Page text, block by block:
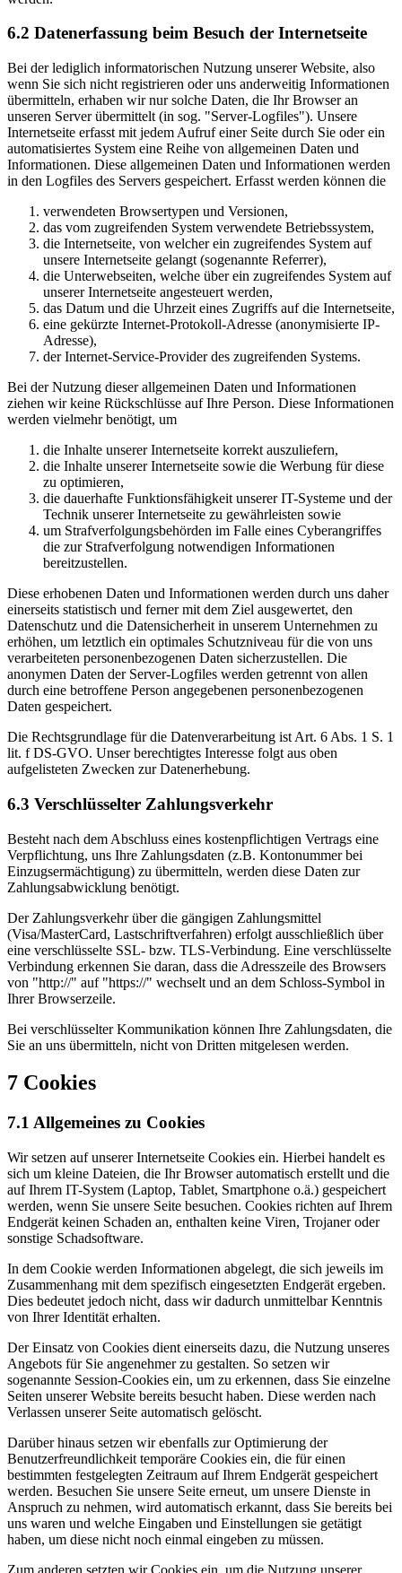
6.2 Datenerfassung beim Besuch der Internetseite
Bei der lediglich informatorischen Nutzung unserer Website, also
wenn Sie sich nicht registrieren oder uns anderweitig Informationen
übermitteln, erhaben wir nur solche Daten, die Ihr Browser an
unseren Server übermittelt (in sog. "Server-Logfiles"). Unsere
Internetseite erfasst mit jedem Aufruf einer Seite durch Sie oder ein
automatisiertes System eine Reihe von allgemeinen Daten und
Informationen. Diese allgemeinen Daten und Informationen werden
in den Logfiles des Servers gespeichert. Erfasst werden können die
verwendeten Browsertypen und Versionen,
das vom zugreifenden System verwendete Betriebssystem,
die Internetseite, von welcher ein zugreifendes System auf
unsere Internetseite gelangt (sogenannte Referrer),
die Unterwebseiten, welche über ein zugreifendes System auf
unserer Internetseite angesteuert werden,
das Datum und die Uhrzeit eines Zugriffs auf die Internetseite,
eine gekürzte Internet-Protokoll-Adresse (anonymisierte IP-
Adresse),
der Internet-Service-Provider des zugreifenden Systems.
Bei der Nutzung dieser allgemeinen Daten und Informationen
ziehen wir keine Rückschlüsse auf Ihre Person. Diese Informationen
werden vielmehr benötigt, um
die Inhalte unserer Internetseite korrekt auszuliefern,
die Inhalte unserer Internetseite sowie die Werbung für diese
zu optimieren,
die dauerhafte Funktionsfähigkeit unserer IT-Systeme und der
Technik unserer Internetseite zu gewährleisten sowie
um Strafverfolgungsbehörden im Falle eines Cyberangriffes
die zur Strafverfolgung notwendigen Informationen
bereitzustellen.
Diese erhobenen Daten und Informationen werden durch uns daher
einerseits statistisch und ferner mit dem Ziel ausgewertet, den
Datenschutz und die Datensicherheit in unserem Unternehmen zu
erhöhen, um letztlich ein optimales Schutzniveau für die von uns
verarbeiteten personenbezogenen Daten sicherzustellen. Die
anonymen Daten der Server-Logfiles werden getrennt von allen
durch eine betroffene Person angegebenen personenbezogenen
Daten gespeichert.
Die Rechtsgrundlage für die Datenverarbeitung ist Art. 6 Abs. 1 S. 1
lit. f DS-GVO. Unser berechtigtes Interesse folgt aus oben
aufgelisteten Zwecken zur Datenerhebung.
6.3 Verschlüsselter Zahlungsverkehr
Besteht nach dem Abschluss eines kostenpflichtigen Vertrags eine
Verpflichtung, uns Ihre Zahlungsdaten (z.B. Kontonummer bei
Einzugsermächtigung) zu übermitteln, werden diese Daten zur
Zahlungsabwicklung benötigt.
Der Zahlungsverkehr über die gängigen Zahlungsmittel
(Visa/MasterCard, Lastschriftverfahren) erfolgt ausschließlich über
eine verschlüsselte SSL- bzw. TLS-Verbindung. Eine verschlüsselte
Verbindung erkennen Sie daran, dass die Adresszeile des Browsers
von "http://" auf "https://" wechselt und an dem Schloss-Symbol in
Ihrer Browserzeile.
Bei verschlüsselter Kommunikation können Ihre Zahlungsdaten, die
Sie an uns übermitteln, nicht von Dritten mitgelesen werden.
7 Cookies
7.1 Allgemeines zu Cookies
Wir setzen auf unserer Internetseite Cookies ein. Hierbei handelt es
sich um kleine Dateien, die Ihr Browser automatisch erstellt und die
auf Ihrem IT-System (Laptop, Tablet, Smartphone o.ä.) gespeichert
werden, wenn Sie unsere Seite besuchen. Cookies richten auf Ihrem
Endgerät keinen Schaden an, enthalten keine Viren, Trojaner oder
sonstige Schadsoftware.
In dem Cookie werden Informationen abgelegt, die sich jeweils im
Zusammenhang mit dem spezifisch eingesetzten Endgerät ergeben.
Dies bedeutet jedoch nicht, dass wir dadurch unmittelbar Kenntnis
von Ihrer Identität erhalten.
Der Einsatz von Cookies dient einerseits dazu, die Nutzung unseres
Angebots für Sie angenehmer zu gestalten. So setzen wir
sogenannte Session-Cookies ein, um zu erkennen, dass Sie einzelne
Seiten unserer Website bereits besucht haben. Diese werden nach
Verlassen unserer Seite automatisch gelöscht.
Darüber hinaus setzen wir ebenfalls zur Optimierung der
Benutzerfreundlichkeit temporäre Cookies ein, die für einen
bestimmten festgelegten Zeitraum auf Ihrem Endgerät gespeichert
werden. Besuchen Sie unsere Seite erneut, um unsere Dienste in
Anspruch zu nehmen, wird automatisch erkannt, dass Sie bereits bei
uns waren und welche Eingaben und Einstellungen sie getätigt
haben, um diese nicht noch einmal eingeben zu müssen.